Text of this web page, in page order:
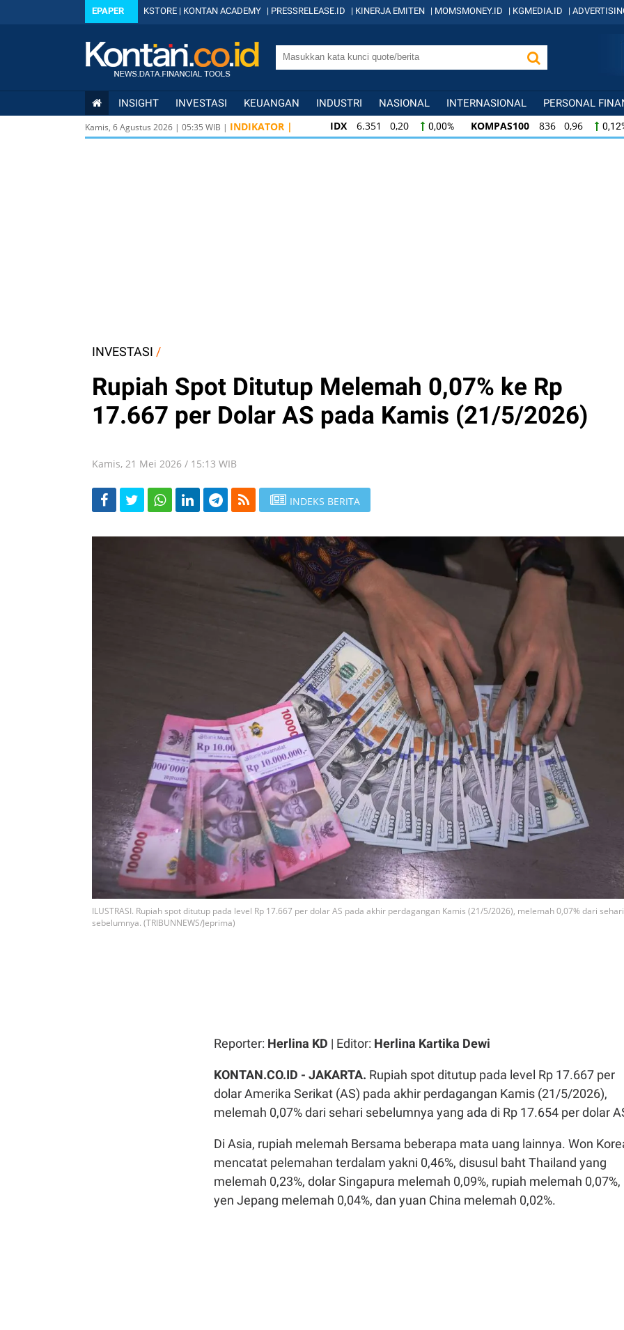
EPAPER KSTORE | KONTAN ACADEMY | PRESSRELEASE.ID | KINERJA EMITEN | MOMSMONEY.ID | KGMEDIA.ID |
INSIGHT INVESTASI KEUANGAN INDUSTRI NASIONAL INTERNASIONAL PERSONAL
Kamis, 6 Agustus 2026 | 05:35 WIB | INDIKATOR | IDX 6.351 0,20 0,00% KOMPAS100 836 0,96
KOMPAS100
836 0,96 0,12% LQ45 634 -0,07 -
INVESTASI /
Rupiah Spot Ditutup Melemah 0,07% ke Rp
17.667 per Dolar AS pada Kamis (21/5/2026)
Kamis, 21 Mei 2026 / 15:13 WIB
INDEKS BERITA
ILUSTRASI. Rupiah spot ditutup pada level Rp 17.667 per dolar AS pada akhir perdagangan Kamis (21/5/2026), melemah 0,07% dari sehari
sebelumnya. (TRIBUNNEWS/Jeprima)
Reporter: Herlina KD | Editor: Herlina Kartika Dewi
KONTAN.CO.ID - JAKARTA. Rupiah spot ditutup pada level Rp 17.667 per
dolar Amerika Serikat (AS) pada akhir perdagangan Kamis (21/5/2026),
melemah 0,07% dari sehari sebelumnya yang ada di Rp 17.654 per dolar
Di Asia, rupiah melemah Bersama beberapa mata uang lainnya. Won
mencatat pelemahan terdalam yakni 0,46%, disusul baht Thailand yang
melemah 0,23%, dolar Singapura melemah 0,09%, rupiah melemah 0,07%,
yen Jepang melemah 0,04%, dan yuan China melemah 0,02%.